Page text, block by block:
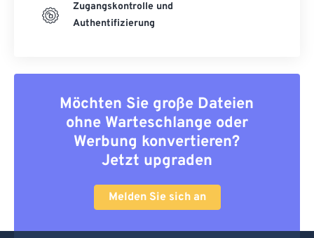
Zugangskontrolle und
Authentifizierung
Möchten Sie große Dateien
ohne Warteschlange oder
Werbung konvertieren?
Jetzt upgraden
Melden Sie sich an